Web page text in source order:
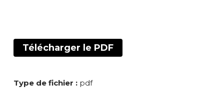
Télécharger le PDF
Type de fichier :pdf